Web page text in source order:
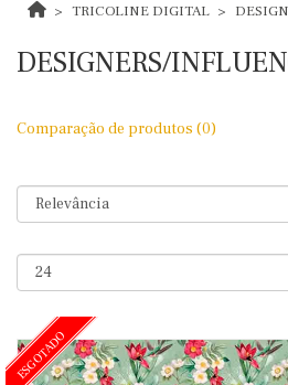
TRICOLINE DIGITAL
DESIGNERS/
Comparação de produtos (0)
ESGOTADO